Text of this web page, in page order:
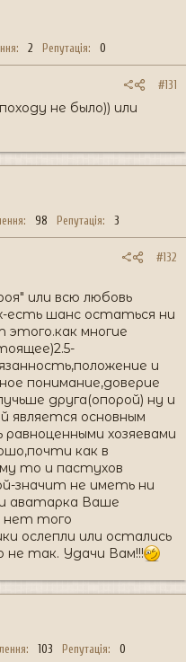
2 Репутація 0
#131
не было)) или
98 Репутація 3
#132
или всю любовь
есть шанс остаться ни
этого.как многие
и
понимание,доверие
друга(опорой) ну и
является основным
хозяевами
как в
то и пастухов
значит не иметь ни
аватарка Ваше
нет того
ослепли или остались
не так. Удачи Вам!!!
103 Репутація 0